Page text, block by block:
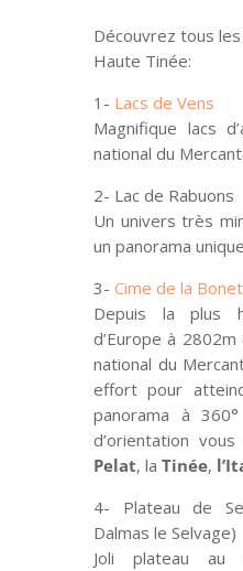
Découvrez tous
Haute Tinée:
1- Lacs de Vens
Magnifique lacs
national du
2- Lac de Rabuons
Un univers très
un panorama
3-Cime de la
Depuis la plus
d’Europe à
national du
effort pour
panorama à
d’orientation
Pelat, laTinée,
4- Plateau de
Dalmas le Selvage)
Joli plateau au